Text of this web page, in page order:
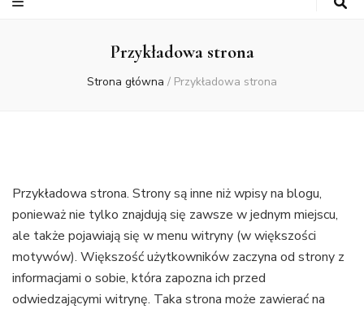
Przykładowa strona
Strona główna / Przykładowa strona
Przykładowa strona. Strony są inne niż wpisy na blogu,
ponieważ nie tylko znajdują się zawsze w jednym miejscu,
ale także pojawiają się w menu witryny (w większości
motywów). Większość użytkowników zaczyna od strony z
informacjami o sobie, która zapozna ich przed
odwiedzającymi witrynę. Taka strona może zawierać na